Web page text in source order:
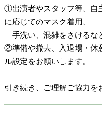
①出演者やスタッフ等、自
に応じてのマスク着用、
手洗い、混雑をさけるな
②準備や撤去、入退場・休
ル設定をお願いします。
引き続き、ご理解ご協力を